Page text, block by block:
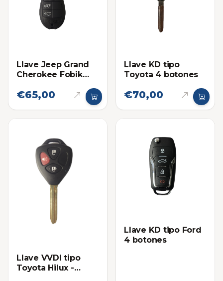
Llave Jeep Grand
Cherokee Fobik
€65,00
Llave KD tipo
Toyota 4 botones
€70,00
Llave VVDI tipo
Toyota Hilux -
Llave KD tipo Ford
4 botones